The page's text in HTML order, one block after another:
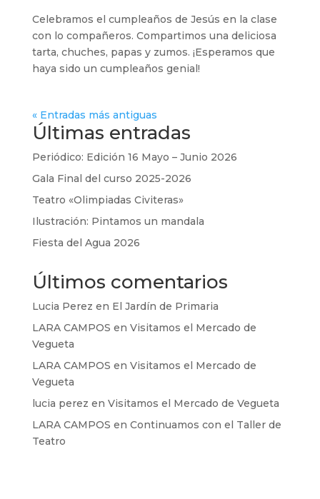
Celebramos el cumpleaños de Jesús en la clase
con lo compañeros. Compartimos una deliciosa
tarta, chuches, papas y zumos. ¡Esperamos que
haya sido un cumpleaños genial!
« Entradas más antiguas
Últimas entradas
Periódico: Edición 16 Mayo – Junio 2026
Gala Final del curso 2025-2026
Teatro «Olimpiadas Civiteras»
Ilustración: Pintamos un mandala
Fiesta del Agua 2026
Últimos comentarios
Lucia Perez en El Jardín de Primaria
LARA CAMPOS en Visitamos el Mercado de
Vegueta
LARA CAMPOS en Visitamos el Mercado de
Vegueta
lucia perez en Visitamos el Mercado de Vegueta
LARA CAMPOS en Continuamos con el Taller de
Teatro